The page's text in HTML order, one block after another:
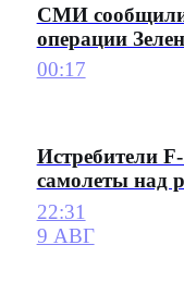
СМИ сообщили
операции
00:17
Истребители
самолеты над
22:31
9 АВГ